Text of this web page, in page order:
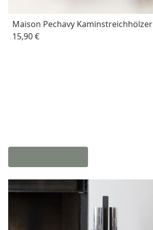
Maison Pechavy Kaminstreichhölzer
15,90 €